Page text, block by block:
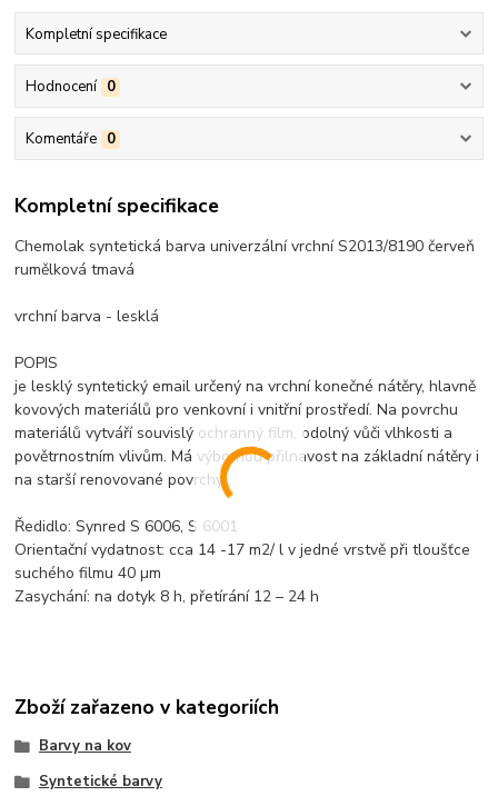
Kompletní specifikace
Hodnocení 0
Komentáře 0
Kompletní specifikace
Chemolak syntetická barva univerzální vrchní S2013/8190 červeň
rumělková tmavá
vrchní barva - lesklá
POPIS
je lesklý syntetický email určený na vrchní konečné nátěry, hlavně
kovových materiálů pro venkovní i vnitřní prostředí. Na povrchu
materiálů vytváří souvislý ochranný film, odolný vůči vlhkosti a
povětrnostním vlivům. Má výbornou přilnavost na základní nátěry i
na starší renovované povrchy.
Ředidlo: Synred S 6006, S 6001
Orientační vydatnost: cca 14 -17 m2/ l v jedné vrstvě při tloušťce
suchého filmu 40 µm
Zasychání: na dotyk 8 h, přetírání 12 – 24 h
Zboží zařazeno v kategoriích
Barvy na kov
Syntetické barvy